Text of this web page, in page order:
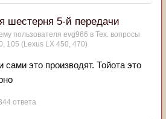
шестерня 5-й передачи
пользователя evg966 в Тех. вопросы
105 (Lexus LX 450, 470)
это производят. Тойота это
ответа